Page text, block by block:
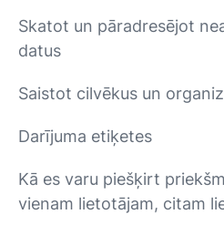
Skatot un pāradresējot
datus
Saistot cilvēkus un
Darījuma etiķetes
Kā es varu piešķirt
vienam lietotājam, citam